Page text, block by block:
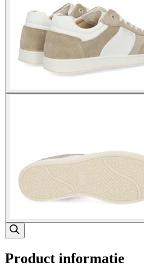
Product informatie